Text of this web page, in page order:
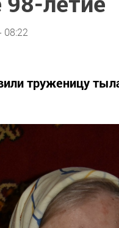
08:22
труженицу